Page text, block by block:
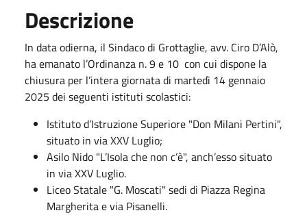
Descrizione
In data odierna, il Sindaco di Grottaglie, avv. Ciro D’Alò,
ha emanato l’Ordinanza n. 9 e 10 con cui dispone la
chiusura per l’intera giornata di martedì 14 gennaio
2025 dei seguenti istituti scolastici:
Istituto d’Istruzione Superiore "Don Milani Pertini",
situato in via XXV Luglio;
Asilo Nido "L’Isola che non c’è", anch’esso situato
in via XXV Luglio.
Liceo Statale "G. Moscati" sedi di Piazza Regina
Margherita e via Pisanelli.